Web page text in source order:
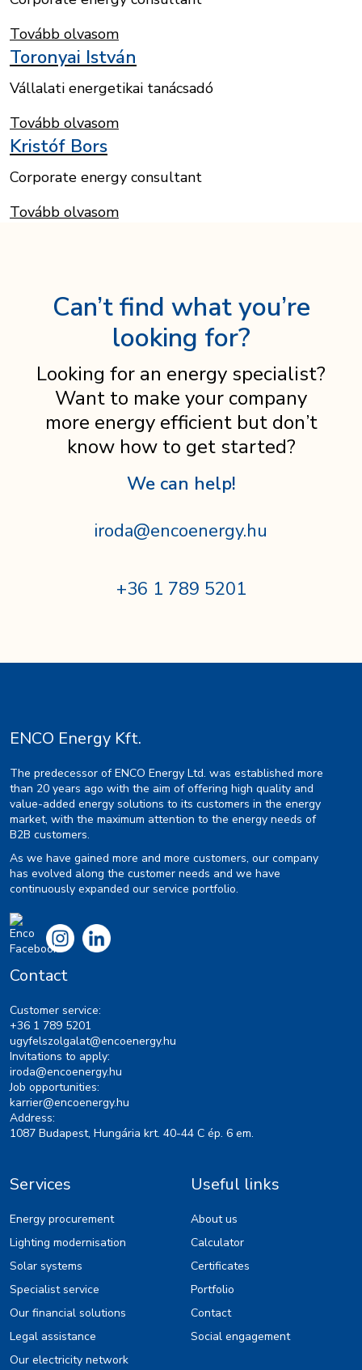
Tovább olvasom
Toronyai István
Vállalati energetikai tanácsadó
Tovább olvasom
Kristóf Bors
Corporate energy consultant
Tovább olvasom
Can’t find what you’re
looking for?
Looking for an energy specialist?
Want to make your company
more energy efficient but don’t
know how to get started?
We can help!
iroda@encoenergy.hu
+36 1 789 5201
ENCO Energy Kft.
The predecessor of ENCO Energy Ltd. was established more
than 20 years ago with the aim of offering high quality and
value-added energy solutions to its customers in the energy
market, with the maximum attention to the energy needs of
B2B customers.
As we have gained more and more customers, our company
has evolved along the customer needs and we have
continuously expanded our service portfolio.
Contact
Customer service:
+36 1 789 5201
ugyfelszolgalat@encoenergy.hu
Invitations to apply:
iroda@encoenergy.hu
Job opportunities:
karrier@encoenergy.hu
Address:
1087 Budapest, Hungária krt. 40-44 C ép. 6 em.
Services
Energy procurement
Lighting modernisation
Solar systems
Specialist service
Our financial solutions
Legal assistance
Our electricity network
Useful links
About us
Calculator
Certificates
Portfolio
Contact
Social engagement